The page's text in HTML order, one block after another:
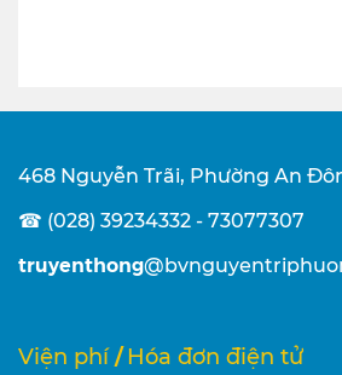
468 Nguyễn Trãi, Phường An
☎ (028) 39234332 - 73077307
truyenthong
Viện phí / Hóa đơn điện tử